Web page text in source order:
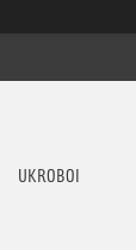
UKROBOI